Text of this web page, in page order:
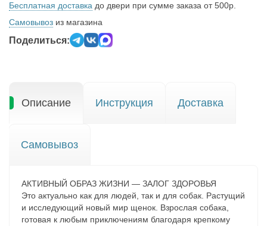
Бесплатная доставка до двери при сумме заказа от 500р.
Самовывоз из магазина
Поделиться:
Описание Инструкция Доставка
Самовывоз
АКТИВНЫЙ ОБРАЗ ЖИЗНИ — ЗАЛОГ ЗДОРОВЬЯ
Это актуально как для людей, так и для собак. Растущий
и исследующий новый мир щенок. Взрослая собака,
готовая к любым приключениям благодаря крепкому